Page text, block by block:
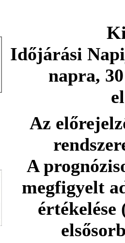
Időjárási
napra,
Az
A
megfigyelt
értékelése